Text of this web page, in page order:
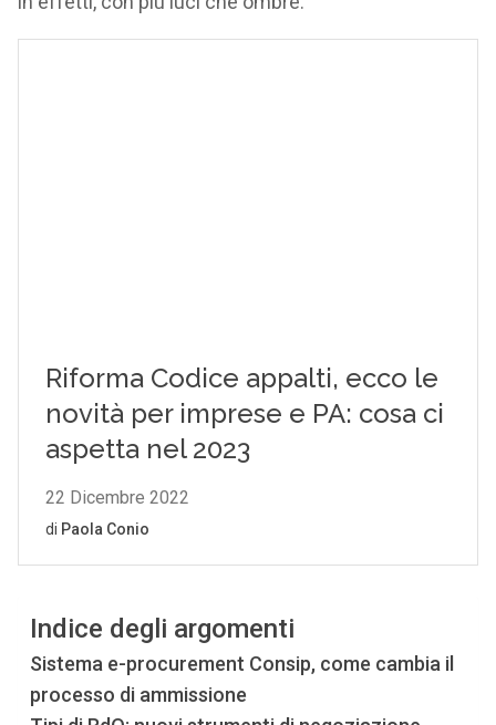
Indice degli argomenti
Sistema e-procurement Consip, come cambia il
processo di ammissione